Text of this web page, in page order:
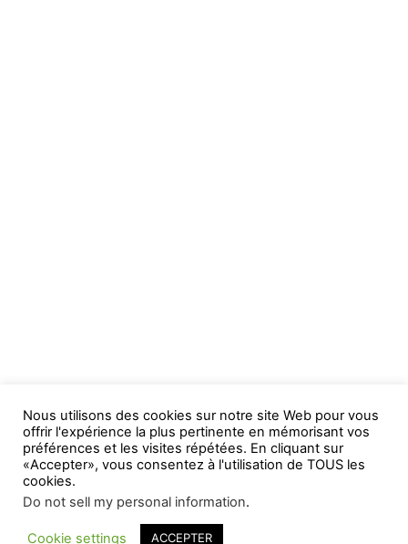
Nous utilisons des cookies sur notre site Web pour vous
offrir l'expérience la plus pertinente en mémorisant vos
préférences et les visites répétées. En cliquant sur
«Accepter», vous consentez à l'utilisation de TOUS les
cookies.
Do not sell my personal information.
Cookie settings ACCEPTER